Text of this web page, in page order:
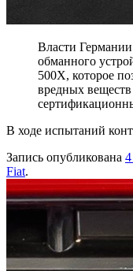
Власти
обманного
500X, которое
вредных
В ходе испытаний
Запись опубликована
Fiat.